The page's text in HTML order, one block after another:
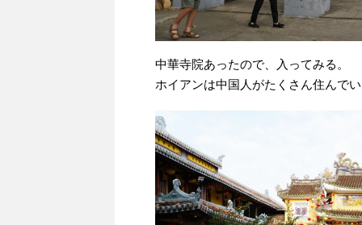
中華寺院あったので、入ってみる。
ホイアンは中国人がたくさん住んで